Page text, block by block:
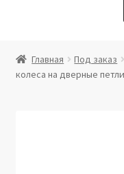
Витрина
Главная Под заказ
колеса на дверные